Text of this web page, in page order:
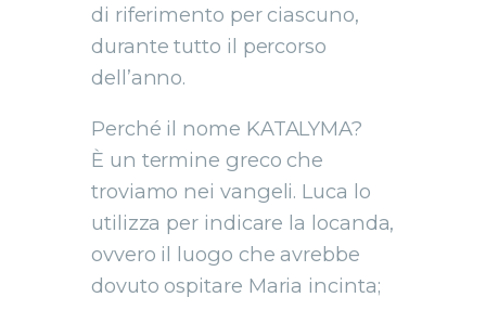
di riferimento per ciascuno,
durante tutto il percorso
dell’anno.
Perché il nome KATALYMA?
È un termine greco che
troviamo nei vangeli. Luca lo
utilizza per indicare la locanda,
ovvero il luogo che avrebbe
dovuto ospitare Maria incinta;